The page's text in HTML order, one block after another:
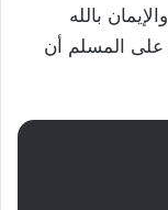
بالله
على المسلم أن